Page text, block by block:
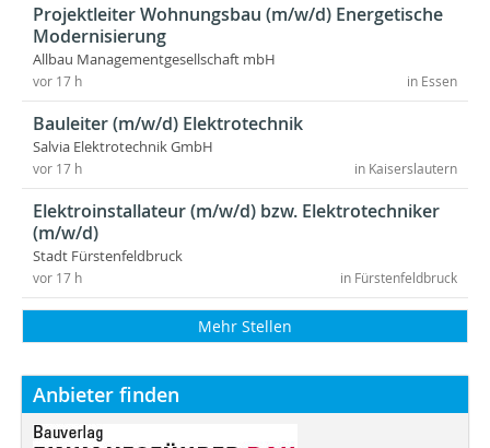
Projektleiter Wohnungsbau (m/w/d) Energetische
Modernisierung
Allbau Managementgesellschaft mbH
in Essen
vor 17 h
Bauleiter (m/w/d) Elektrotechnik
Salvia Elektrotechnik GmbH
in Kaiserslautern
vor 17 h
Elektroinstallateur (m/w/d) bzw. Elektrotechniker
(m/w/d)
Stadt Fürstenfeldbruck
in Fürstenfeldbruck
vor 17 h
Mehr Stellen
Anbieter finden